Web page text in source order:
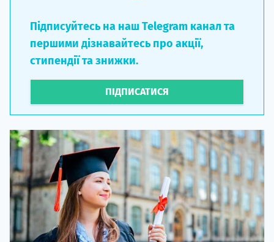
Підписуйтесь на наш Telegram канал та
першими дізнавайтесь про акції,
стипендії та знижки.
ПІДПИСАТИСЯ